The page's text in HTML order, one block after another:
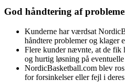
God håndtering af
Kunderne har værdsat
håndtere problemer og klager
Flere kunder nævnte, at de fik
og hurtig løsning på
NordicBasketball.com blev
for forsinkelser eller fejl i